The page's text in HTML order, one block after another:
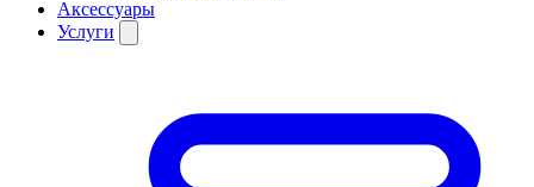
Аксессуары
Услуги